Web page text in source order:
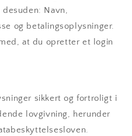
Navn,
og betalingsoplysninger.
at du opretter et login
sikkert og fortroligt i
lovgivning, herunder